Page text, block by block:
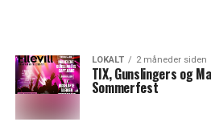
LOKALT 2 måneder siden
TIX, Gunslingers og
Sommerfest